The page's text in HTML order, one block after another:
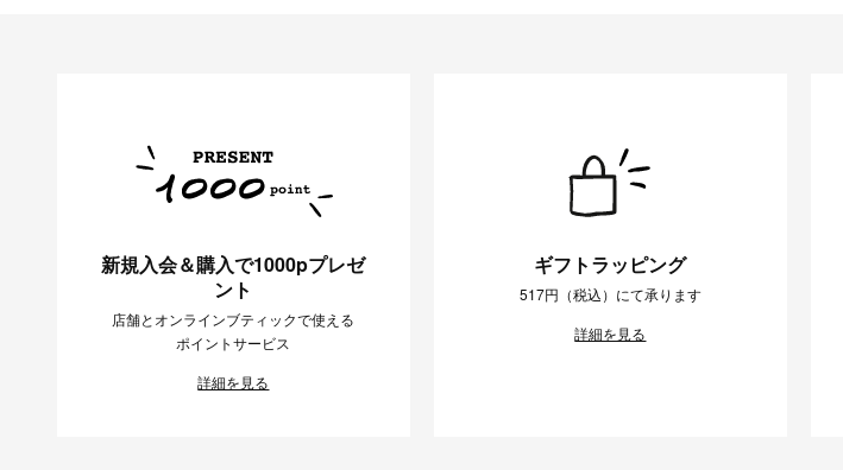
新規入会＆購入で1000pプレゼ
ント
店舗とオンラインブティックで使える
ポイントサービス
詳細を見る
ギフトラッピング
517円（税込）にて承ります
詳細を見る